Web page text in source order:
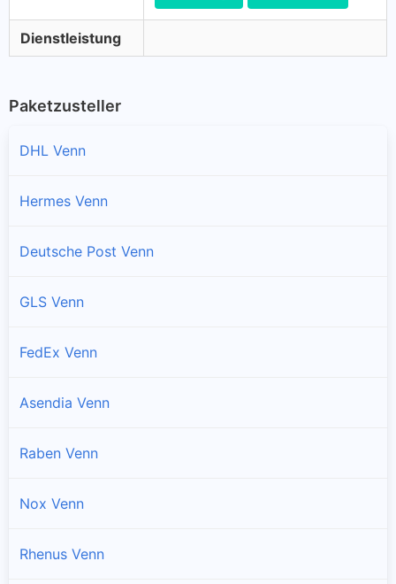
Dienstleistung
Paketzusteller
DHL Venn
Hermes Venn
Deutsche Post Venn
GLS Venn
FedEx Venn
Asendia Venn
Raben Venn
Nox Venn
Rhenus Venn